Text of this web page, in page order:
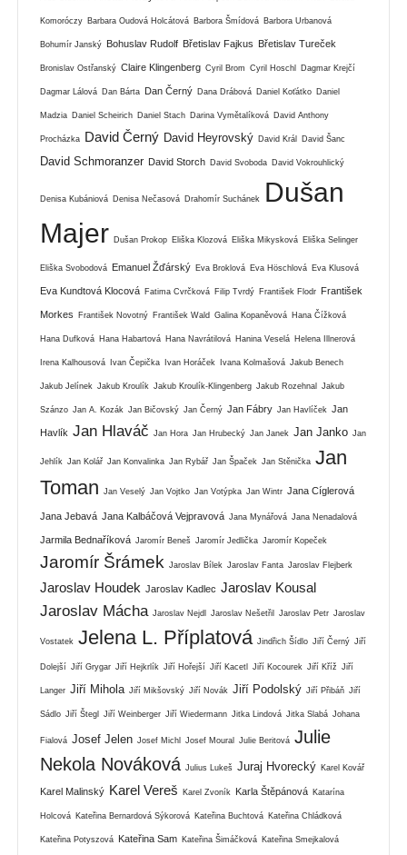
Komoróczy Barbara Oudová Holcátová Barbora Šmídová Barbora Urbanová
Bohumír Janský Bohuslav Rudolf Břetislav Fajkus Břetislav Tureček
Bronislav Ostřanský Claire Klingenberg Cyril Brom Cyril Hoschl Dagmar Krejčí
Dagmar Lálová Dan Bárta Dan Černý Dana Drábová Daniel Koťátko Daniel
Madzia Daniel Scheirich Daniel Stach Darina Vymětalíková David Anthony
Procházka David Černý David Heyrovský David Král David Šanc
David Schmoranzer David Storch David Svoboda David Vokrouhlický
Denisa Kubániová Denisa Nečasová Drahomír Suchánek
Dušan
Majer Dušan Prokop Eliška Klozová Eliška Mikysková Eliška Selinger
Eliška Svobodová Emanuel Žďárský Eva Broklová Eva Höschlová Eva Klusová
Eva Kundtová Klocová Fatima Cvrčková Filip Tvrdý František Flodr František
Morkes František Novotný František Wald Galina Kopaněvová Hana Čížková
Hana Dufková Hana Habartová Hana Navrátilová Hanina Veselá Helena Illnerová
Irena Kalhousová Ivan Čepička Ivan Horáček Ivana Kolmašová Jakub Benech
Jakub Jelínek Jakub Kroulík Jakub Kroulík-Klingenberg Jakub Rozehnal Jakub
Szánzo Jan A. Kozák Jan Bičovský Jan Černý Jan Fábry Jan Havlíček Jan
Havlík Jan Hlaváč Jan Hora Jan Hrubecký Jan Janek Jan Janko Jan
Jehlík Jan Kolář Jan Konvalinka Jan Rybář Jan Špaček Jan Stěnička Jan
Toman
Jan Veselý Jan Vojtko Jan Votýpka Jan Wintr Jana Cíglerová
Jana Jebavá Jana Kalbáčová Vejpravová Jana Mynářová Jana Nenadalová
Jarmila Bednaříková Jaromír Beneš Jaromír Jedlička Jaromír Kopeček
Jaromír Šrámek Jaroslav Bílek Jaroslav Fanta Jaroslav Flejberk
Jaroslav Houdek Jaroslav Kadlec Jaroslav Kousal
Jaroslav Mácha Jaroslav Nejdl Jaroslav Nešetřil Jaroslav Petr Jaroslav
Vostatek Jelena L. Příplatová Jindřich Šídlo Jiří Černý Jiří
Dolejší Jiří Grygar Jiří Hejkrlík Jiří Hořejší Jiří Kacetl Jiří Kocourek Jiří Kříž Jiří
Langer Jiří Mihola Jiří Mikšovský Jiří Novák Jiří Podolský Jiří Přibáň Jiří
Sádlo Jiří Štegl Jiří Weinberger Jiří Wiedermann Jitka Lindová Jitka Slabá Johana
Fialová Josef Jelen Josef Michl Josef Moural Julie Beritová Julie
Nekola Nováková Julius Lukeš Juraj Hvorecký Karel Kovář
Karel Malinský Karel Vereš Karel Zvoník Karla Štěpánová Katarína
Holcová Kateřina Bernardová Sýkorová Kateřina Buchtová Kateřina Chládková
Kateřina Potyszová Kateřina Sam Kateřina Šimáčková Kateřina Smejkalová